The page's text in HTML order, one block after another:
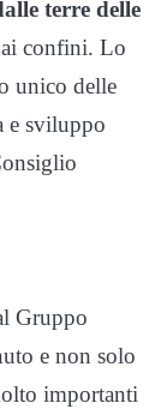
terre delle
confini. Lo
unico delle
e sviluppo
Gruppo
e non solo
importanti